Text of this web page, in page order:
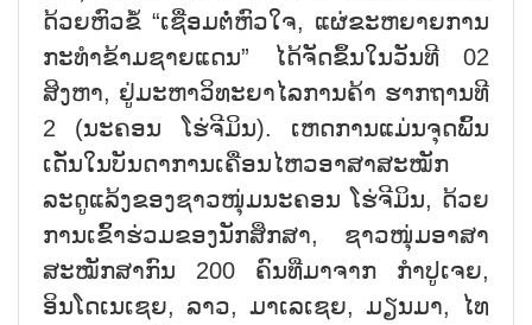
ດ້ວຍຫົວຂໍ້ “ເຊື່ອມຕໍ່ຫົວໃຈ, ແຜ່ຂະຫຍາຍການ
ກະທຳຂ້າມຊາຍແດນ” ໄດ້ຈັດຂຶ້ນໃນວັນທີ 02
ສິງຫາ, ຢູ່ມະຫາວິທະຍາໄລການຄ້າ ຮາກຖານທີ
2 (ນະຄອນ ໂຮ່ຈີມິນ). ເຫດການແມ່ນຈຸດພົ້ນ
ເດັ່ນໃນບັນດາການເຄື່ອນໄຫວອາສາສະໝັກ
ລະດູແລ້ງຂອງຊາວໜຸ່ມນະຄອນ ໂຮ່ຈີມິນ, ດ້ວຍ
ການເຂົ້າຮ່ວມຂອງນັກສຶກສາ, ຊາວໜຸ່ມອາສາ
ສະໝັກສາກົນ 200 ຄົນທີ່ມາຈາກ ກຳປູເຈຍ,
ອິນໂດເນເຊຍ, ລາວ, ມາເລເຊຍ, ມຽນມາ, ໄທ